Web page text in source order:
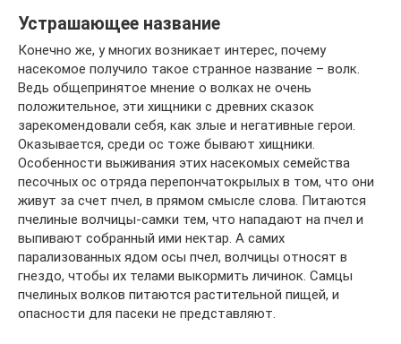
Устрашающее название
Конечно же, у многих возникает интерес, почему
насекомое получило такое странное название – волк.
Ведь общепринятое мнение о волках не очень
положительное, эти хищники с древних сказок
зарекомендовали себя, как злые и негативные герои.
Оказывается, среди ос тоже бывают хищники.
Особенности выживания этих насекомых семейства
песочных ос отряда перепончатокрылых в том, что они
живут за счет пчел, в прямом смысле слова. Питаются
пчелиные волчицы-самки тем, что нападают на пчел и
выпивают собранный ими нектар. А самих
парализованных ядом осы пчел, волчицы относят в
гнездо, чтобы их телами выкормить личинок. Самцы
пчелиных волков питаются растительной пищей, и
опасности для пасеки не представляют.